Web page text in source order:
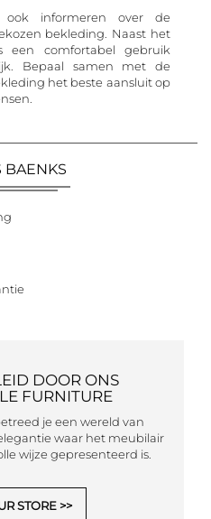
informeren over de
bekleding. Naast het
comfortabel gebruik
Bepaal samen met de
het beste aansluit op
BAENKS
DOOR ONS
FURNITURE
je een wereld van
waar het meubilair
wijze gepresenteerd is.
STORE